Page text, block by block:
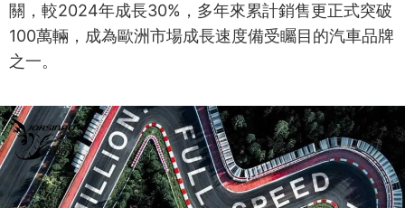
關，較2024年成長30%，多年來累計銷售更正式突破
100萬輛，成為歐洲市場成長速度備受矚目的汽車品牌
之一。